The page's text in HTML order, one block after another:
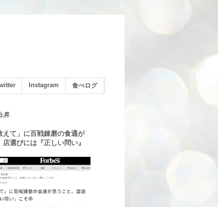
Instagram 食べログ
昇
えて」に百戦錬磨の食通が
選びには『正しい問い』